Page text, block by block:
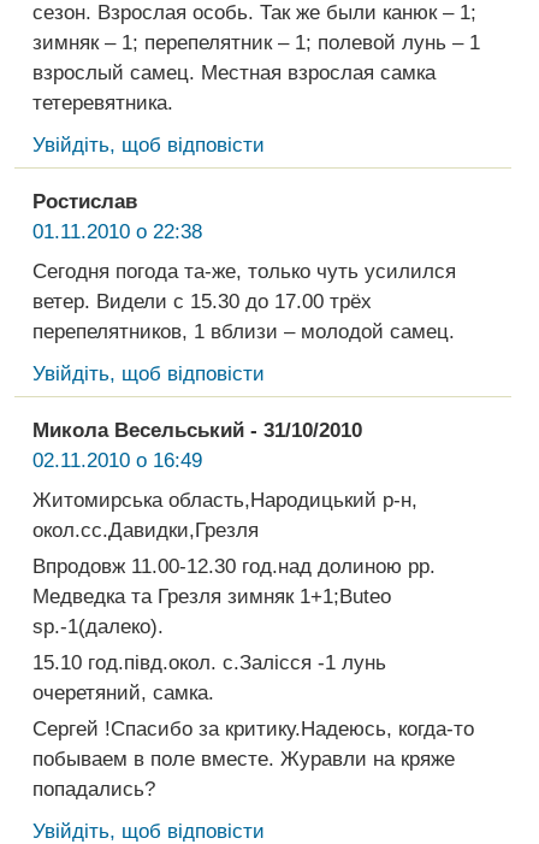
сезон. Взрослая особь. Так же были канюк – 1;
зимняк – 1; перепелятник – 1; полевой лунь – 1
взрослый самец. Местная взрослая самка
тетеревятника.
Увійдіть, щоб відповісти
Ростислав
01.11.2010 о 22:38
Сегодня погода та-же, только чуть усилился
ветер. Видели с 15.30 до 17.00 трёх
перепелятников, 1 вблизи – молодой самец.
Увійдіть, щоб відповісти
Микола Весельський - 31/10/2010
02.11.2010 о 16:49
Житомирська область,Народицький р-н,
окол.сс.Давидки,Грезля
Впродовж 11.00-12.30 год.над долиною рр.
Медведка та Грезля зимняк 1+1;Buteo
sp.-1(далеко).
15.10 год.півд.окол. с.Залісся -1 лунь
очеретяний, самка.
Cергей !Спасибо за критику.Надеюсь, когда-то
побываем в поле вместе. Журавли на кряже
попадались?
Увійдіть, щоб відповісти